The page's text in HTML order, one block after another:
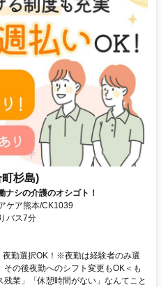
杉島)
ナシの介護のオシゴト！
ケア熊本/CK1039
バス7分
勤選択OK！※夜勤は経験者のみ選
の後夜勤へのシフト変更もOK＜も
業」「休憩時間がない」なんてこと